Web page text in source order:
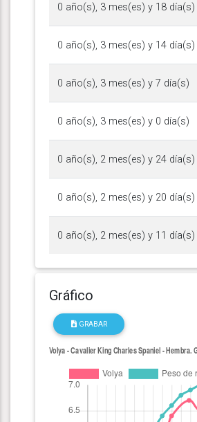
0 año(s), 3 mes(es) y 18 día(s)
0 año(s), 3 mes(es) y 14 día(s)
0 año(s), 3 mes(es) y 7 día(s)
0 año(s), 3 mes(es) y 0 día(s)
0 año(s), 2 mes(es) y 24 día(s)
0 año(s), 2 mes(es) y 20 día(s)
0 año(s), 2 mes(es) y 11 día(s)
Gráfico
GRABAR